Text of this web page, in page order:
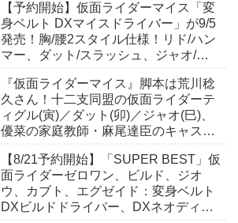
【予約開始】仮面ライダーマイス「変
身ベルト DXマイスドライバー」が9/5
発売！胸/腰2スタイル仕様！リド/ハン
マー、ダット/スラッシュ、ジャオ/バ
も！
『仮面ライダーマイス』脚本は荒川稔
久さん！十二支同盟の仮面ライダーテ
ィグル(寅)／ダット(卯)／ジャオ(巳)、
優菜の家庭教師・麻尾達臣のキャスト
んも変身！
【8/21予約開始】「SUPER BEST」仮
面ライダーゼロワン、ビルド、ジオ
ウ、カブト、エグゼイド：変身ベルト
DXビルドドライバー、DXネオディケ